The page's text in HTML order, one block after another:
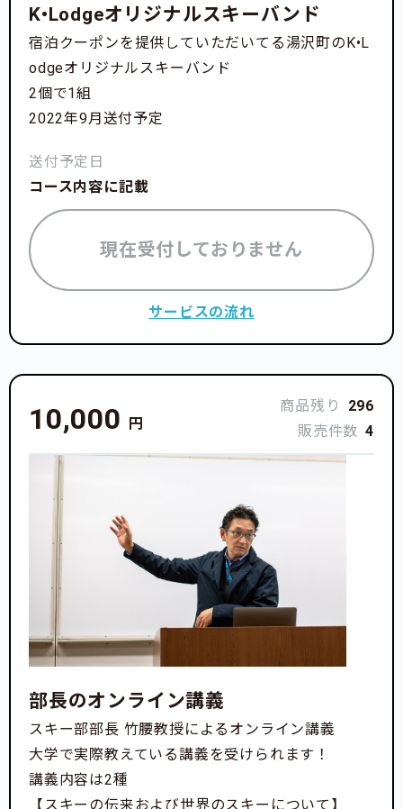
K•Lodgeオリジナルスキーバンド
宿泊クーポンを提供していただいてる湯沢町のK•L
odgeオリジナルスキーバンド
2個で1組
2022年9月送付予定
送付予定日
コース内容に記載
現在受付しておりません
サービスの流れ
10,000 円
商品残り
296
販売件数 4
部長のオンライン講義
スキー部部長 竹腰教授によるオンライン講義
大学で実際教えている講義を受けられます！
講義内容は2種
【スキーの伝来および世界のスキーについて】